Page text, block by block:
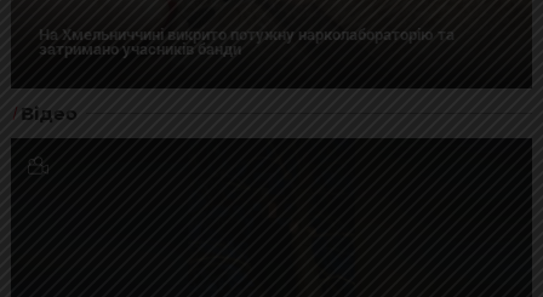
На Хмельниччині викрито потужну нарколабораторію та
затримано учасників банди
Відео